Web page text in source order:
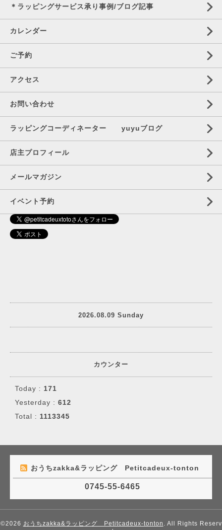
＊ラッピングサービス承り事例/ブログ記事
カレンダー
ご予約
アクセス
お問い合わせ
ラッピングコーディネーター yuyuブログ
店主プロフィール
メールマガジン
イベント予約
2026.08.09 Sunday
カウンター
Today : 171
Yesterday : 612
Total : 1113345
おうちzakka&ラッピング Petitcadeux-tonton
0745-55-6465
©2026 おうちzakka&ラッピング Petitcadeux-tonton . All Rights Reserv